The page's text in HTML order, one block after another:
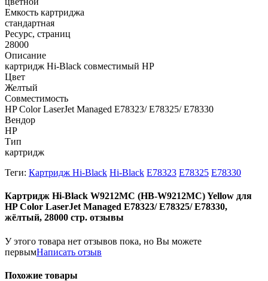
Емкость картриджа
стандартная
Ресурс, страниц
28000
Описание
картридж Hi-Black совместимый HP
Цвет
Желтый
Совместимость
HP Color LaserJet Managed E78323/ E78325/ E78330
Вендор
HP
Тип
картридж
Теги: Картридж Hi-Black Hi-Black E78323 E78325 E78330
Картридж Hi-Black W9212MC (HB-W9212MC) Yellow для
HP Color LaserJet Managed E78323/ E78325/ E78330,
жёлтый, 28000 стр. отзывы
У этого товара нет отзывов пока, но Вы можете
первымНаписать отзыв
Похожие товары